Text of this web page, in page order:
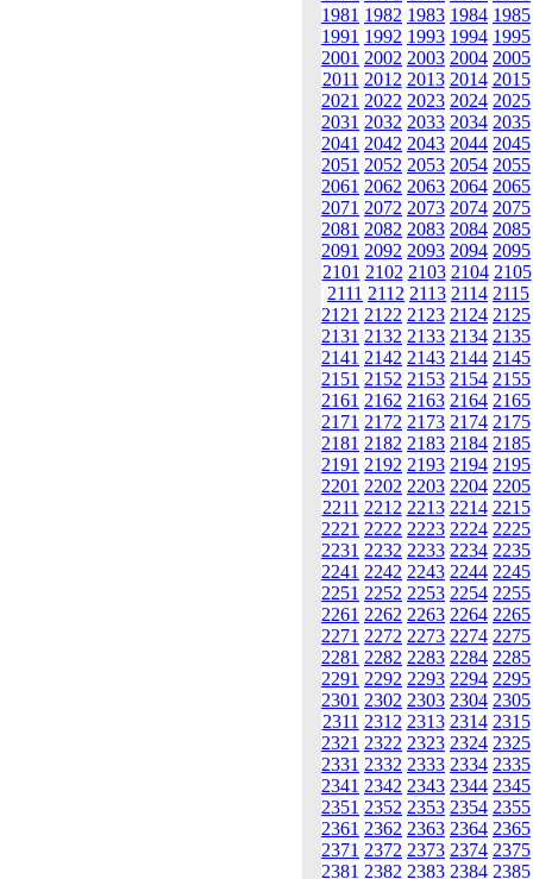
1981 1982 1983 1984 1985
1991 1992 1993 1994 1995
2001 2002 2003 2004 2005
2011 2012 2013 2014 2015
2021 2022 2023 2024 2025
2031 2032 2033 2034 2035
2041 2042 2043 2044 2045
2051 2052 2053 2054 2055
2061 2062 2063 2064 2065
2071 2072 2073 2074 2075
2081 2082 2083 2084 2085
2091 2092 2093 2094 2095
2101 2102 2103 2104 2105
2111 2112 2113 2114 2115
2121 2122 2123 2124 2125
2131 2132 2133 2134 2135
2141 2142 2143 2144 2145
2151 2152 2153 2154 2155
2161 2162 2163 2164 2165
2171 2172 2173 2174 2175
2181 2182 2183 2184 2185
2191 2192 2193 2194 2195
2201 2202 2203 2204 2205
2211 2212 2213 2214 2215
2221 2222 2223 2224 2225
2231 2232 2233 2234 2235
2241 2242 2243 2244 2245
2251 2252 2253 2254 2255
2261 2262 2263 2264 2265
2271 2272 2273 2274 2275
2281 2282 2283 2284 2285
2291 2292 2293 2294 2295
2301 2302 2303 2304 2305
2311 2312 2313 2314 2315
2321 2322 2323 2324 2325
2331 2332 2333 2334 2335
2341 2342 2343 2344 2345
2351 2352 2353 2354 2355
2361 2362 2363 2364 2365
2371 2372 2373 2374 2375
2381 2382 2383 2384 2385